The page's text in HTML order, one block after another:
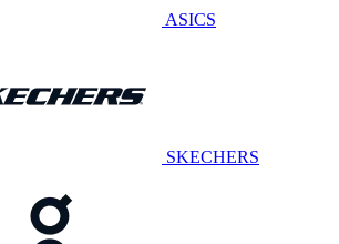
ASICS
SKECHERS